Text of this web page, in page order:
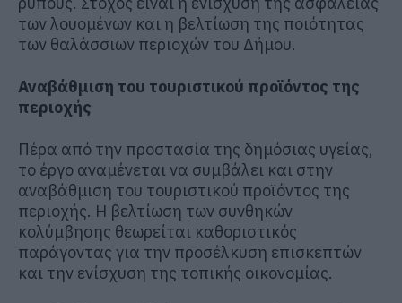
των λουομένων και η βελτίωση της ποιότητας
των θαλάσσιων περιοχών του Δήμου.
Αναβάθμιση του τουριστικού προϊόντος της
περιοχής
Πέρα από την προστασία της δημόσιας υγείας,
το έργο αναμένεται να συμβάλει και στην
αναβάθμιση του τουριστικού προϊόντος της
περιοχής. Η βελτίωση των συνθηκών
κολύμβησης θεωρείται καθοριστικός
παράγοντας για την προσέλκυση επισκεπτών
και την ενίσχυση της τοπικής οικονομίας.